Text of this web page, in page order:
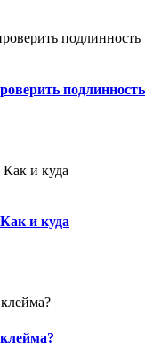
подлинность
и куда